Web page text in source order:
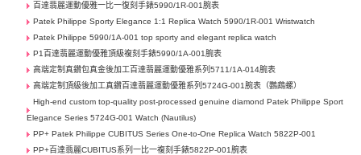
百達翡麗運動優雅一比一復刻手錶5990/1R-001腕表
Patek Philippe Sporty Elegance 1:1 Replica Watch 5990/1R-001 Wristwatch
Patek Philippe 5990/1A-001 top sporty and elegant replica watch
P1百達翡麗運動優雅頂級複刻手錶5990/1A-001腕表
高端定制真鑽包真金後加工百達翡麗運動優雅系列5711/1A-014腕表
高端定制頂級後加工真鑽百達翡麗運動優雅系列5724G-001腕表（鸚鵡螺）
High-end custom top-quality post-processed genuine diamond Patek Philippe Sport
Elegance Series 5724G-001 Watch (Nautilus)
PP+ Patek Philippe CUBITUS Series One-to-One Replica Watch 5822P-001
PP+百達翡麗CUBITUS系列一比一複刻手錶5822P-001腕表